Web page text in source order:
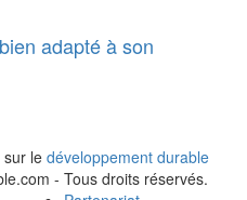
adapté à son
le développement durable
- Tous droits réservés.